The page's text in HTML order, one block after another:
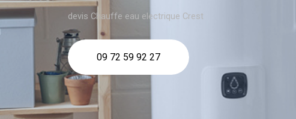
devis Chauffe eau electrique Crest
09 72 59 92 27